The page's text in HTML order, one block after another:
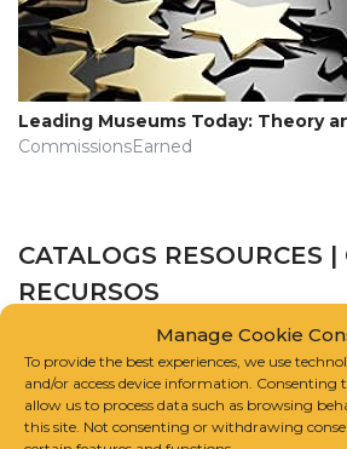
Manage Cookie
To provide the best experiences, we use
and/or access device information. Consenting
allow us to process data such as browsing
this site. Not consenting or withdrawing
Leading Museums Today: Theory
CommissionsEarned
CATALOGS RESOURCES
RECURSOS
CATALOGUE RAISONNÉ SCHOLARS
INTERNATIONAL FOUNDATION FOR